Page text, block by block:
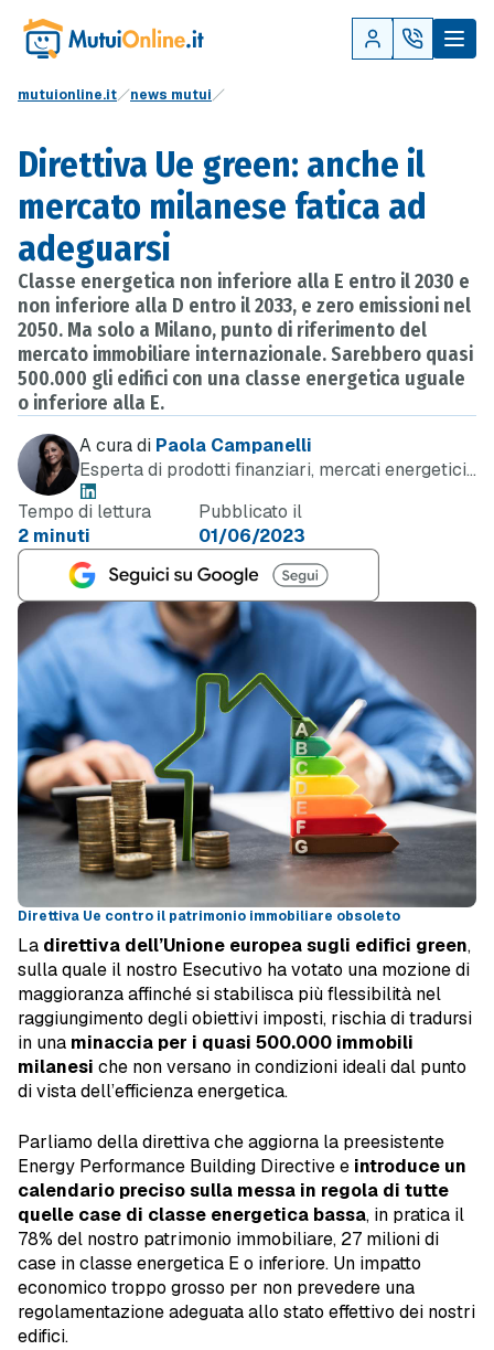
mutuionline.it news mutui
Direttiva Ue green: anche il
mercato milanese fatica ad
adeguarsi
Classe energetica non inferiore alla E entro il 2030 e
non inferiore alla D entro il 2033, e zero emissioni nel
2050. Ma solo a Milano, punto di riferimento del
mercato immobiliare internazionale. Sarebbero quasi
500.000 gli edifici con una classe energetica uguale
o inferiore alla E.
A cura di Paola Campanelli
Esperta di prodotti finanziari, mercati energetici
e telefonia
Tempo di lettura
2 minuti
Pubblicato il
01/06/2023
Direttiva Ue contro il patrimonio immobiliare obsoleto
La direttiva dell’Unione europea sugli edifici green,
sulla quale il nostro Esecutivo ha votato una mozione di
maggioranza affinché si stabilisca più flessibilità nel
raggiungimento degli obiettivi imposti, rischia di tradursi
in una minaccia per i quasi 500.000 immobili
milanesi che non versano in condizioni ideali dal punto
di vista dell’efficienza energetica.
Parliamo della direttiva che aggiorna la preesistente
Energy Performance Building Directive e introduce un
calendario preciso sulla messa in regola di tutte
quelle case di classe energetica bassa, in pratica il
78% del nostro patrimonio immobiliare, 27 milioni di
case in classe energetica E o inferiore. Un impatto
economico troppo grosso per non prevedere una
regolamentazione adeguata allo stato effettivo dei nostri
edifici.